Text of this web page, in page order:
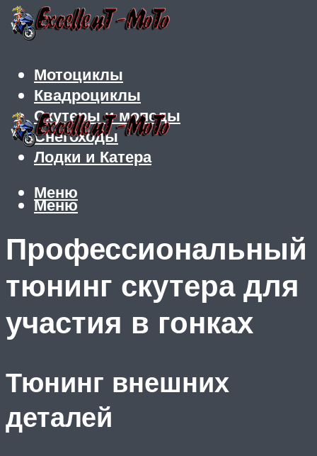
Мотоциклы
Квадроциклы
Скутеры и мопеды
Снегоходы
Лодки и Катера
Меню
Меню
Профессиональный
тюнинг скутера для
участия в гонках
Тюнинг внешних
деталей